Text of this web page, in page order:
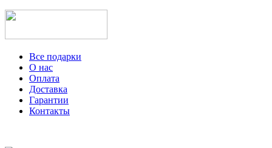
Все подарки
О нас
Оплата
Доставка
Гарантии
Контакты